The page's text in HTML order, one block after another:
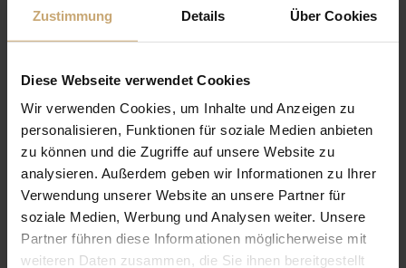
Zustimmung Details Über Cookies
Diese Webseite verwendet Cookies
Wir verwenden Cookies, um Inhalte und Anzeigen zu
personalisieren, Funktionen für soziale Medien anbieten
zu können und die Zugriffe auf unsere Website zu
analysieren. Außerdem geben wir Informationen zu Ihrer
Verwendung unserer Website an unsere Partner für
soziale Medien, Werbung und Analysen weiter. Unsere
Partner führen diese Informationen möglicherweise mit
weiteren Daten zusammen, die Sie ihnen bereitgestellt